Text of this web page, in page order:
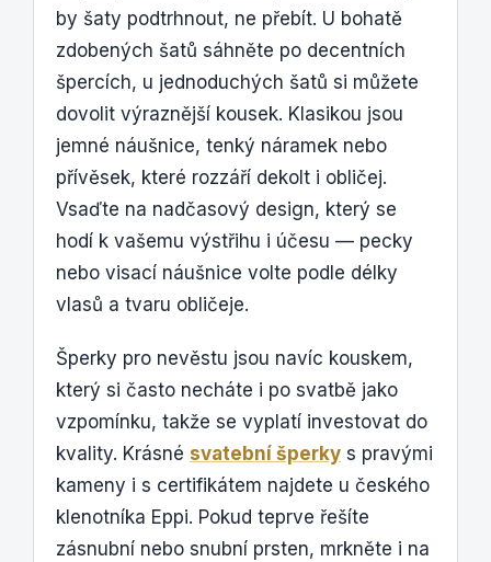
by šaty podtrhnout, ne přebít. U bohatě
zdobených šatů sáhněte po decentních
špercích, u jednoduchých šatů si můžete
dovolit výraznější kousek. Klasikou jsou
jemné náušnice, tenký náramek nebo
přívěsek, které rozzáří dekolt i obličej.
Vsaďte na nadčasový design, který se
hodí k vašemu výstřihu i účesu — pecky
nebo visací náušnice volte podle délky
vlasů a tvaru obličeje.
Šperky pro nevěstu jsou navíc kouskem,
který si často necháte i po svatbě jako
vzpomínku, takže se vyplatí investovat do
kvality. Krásné svatební šperky s pravými
kameny i s certifikátem najdete u českého
klenotníka Eppi. Pokud teprve řešíte
zásnubní nebo snubní prsten, mrkněte i na